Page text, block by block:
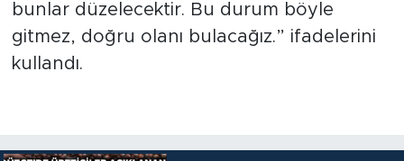
bunlar düzelecektir. Bu durum böyle
gitmez, doğru olanı bulacağız.” ifadelerini
kullandı.